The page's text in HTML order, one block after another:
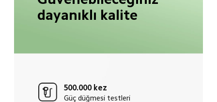
dayanıklı kalite
500.000 kez
Güç düğmesi testleri